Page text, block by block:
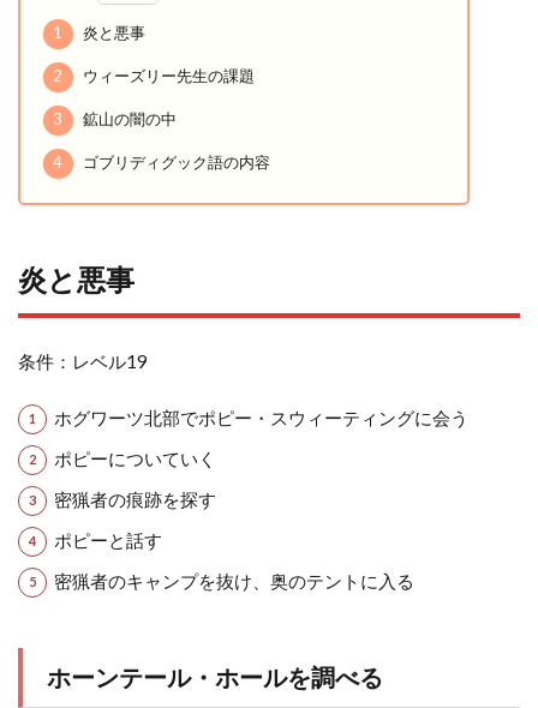
1 炎と悪事
2 ウィーズリー先生の課題
3 鉱山の闇の中
4 ゴブリディグック語の内容
炎と悪事
条件：レベル19
ホグワーツ北部でポピー・スウィーティングに会う
ポピーについていく
密猟者の痕跡を探す
ポピーと話す
密猟者のキャンプを抜け、奥のテントに入る
ホーンテール・ホールを調べる